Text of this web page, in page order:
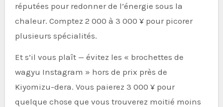
réputées pour redonner de l’énergie sous la
chaleur. Comptez 2 000 à 3 000 ¥ pour picorer
plusieurs spécialités.
Et s’il vous plaît — évitez les « brochettes de
wagyu Instagram » hors de prix près de
Kiyomizu-dera. Vous paierez 3 000 ¥ pour
quelque chose que vous trouverez moitié moins